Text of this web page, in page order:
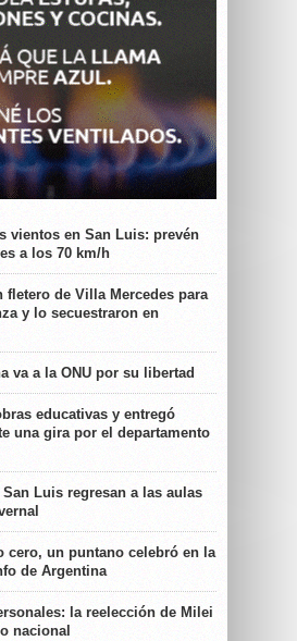
vientos en San Luis: prevén
a los 70 km/h
fletero de Villa Mercedes para
y lo secuestraron en
va a la ONU por su libertad
educativas y entregó
una gira por el departamento
Luis regresan a las aulas
cero, un puntano celebró en la
de Argentina
la reelección de Milei
nacional